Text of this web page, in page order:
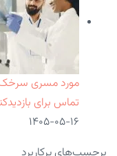
مورد مسری سرخک
تماس برای
۱۴۰۵-۰۵-۱۶